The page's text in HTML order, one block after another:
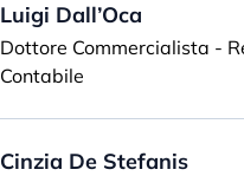
Luigi Dall’Oca
Dottore Commercialista -
Contabile
Cinzia De Stefanis